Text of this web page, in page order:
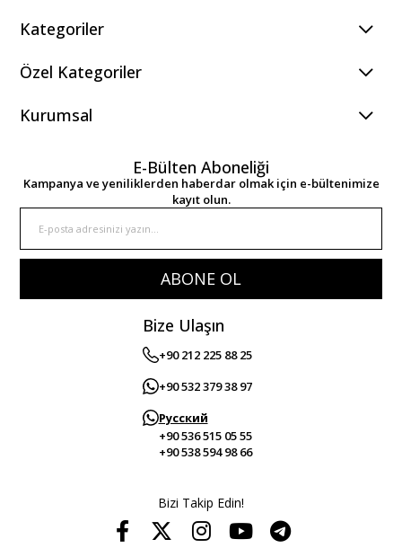
Kategoriler
Özel Kategoriler
Kurumsal
E-Bülten Aboneliği
Kampanya ve yeniliklerden haberdar olmak için e-bültenimize
kayıt olun.
ABONE OL
Bize Ulaşın
+90 212 225 88 25
+90 532 379 38 97
Русский
+90 536 515 05 55
+90 538 594 98 66
Bizi Takip Edin!